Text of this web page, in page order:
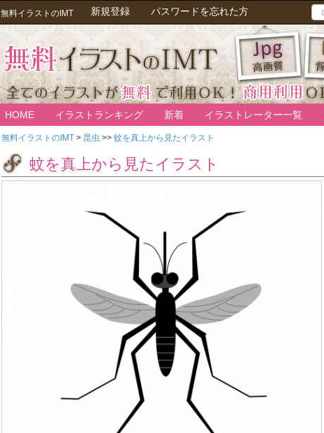
無料イラストのIMT 新規登録 パスワードを忘れた方
HOME イラストランキング 新着 イラストレーター一覧
無料イラストのIMT > 昆虫 >> 蚊を真上から見たイラスト
蚊を真上から見たイラスト